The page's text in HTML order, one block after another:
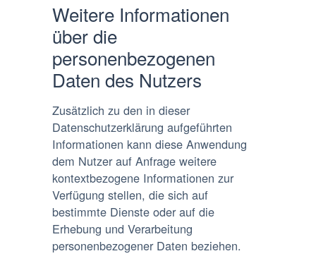
Weitere Informationen
über die
personenbezogenen
Daten des Nutzers
Zusätzlich zu den in dieser
Datenschutzerklärung aufgeführten
Informationen kann diese Anwendung
dem Nutzer auf Anfrage weitere
kontextbezogene Informationen zur
Verfügung stellen, die sich auf
bestimmte Dienste oder auf die
Erhebung und Verarbeitung
personenbezogener Daten beziehen.